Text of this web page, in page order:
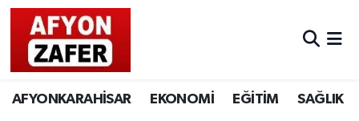
AFYONKARAHİSAR EKONOMİ EĞİTİM SAĞLIK